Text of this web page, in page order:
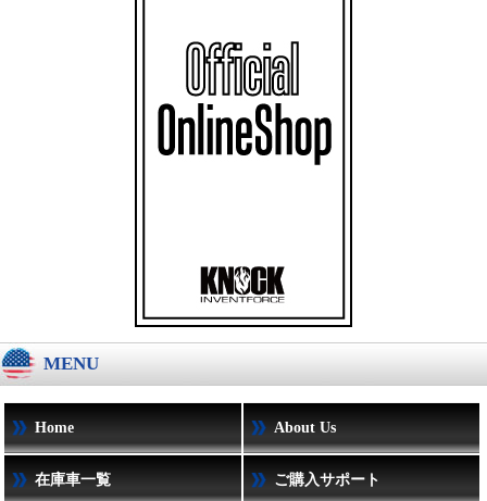
MENU
Home About Us
在庫車一覧 ご購入サポート